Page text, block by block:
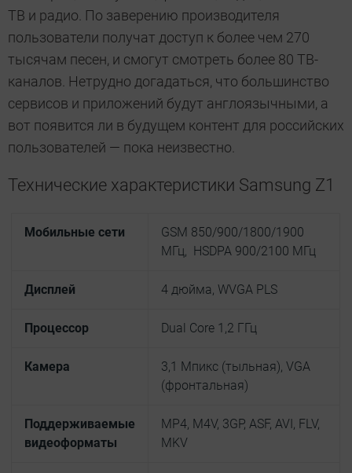
ТВ и радио. По заверению производителя
пользователи получат доступ к более чем 270
тысячам песен, и смогут смотреть более 80 ТВ-
каналов. Нетрудно догадаться, что большинство
сервисов и приложений будут англоязычными, а
вот появится ли в будущем контент для российских
пользователей — пока неизвестно.
Технические характеристики Samsung Z1
Мобильные сети
GSM 850/900/1800/1900
МГц, HSDPA 900/2100 МГц
Дисплей 4 дюйма, WVGA PLS
Процессор Dual Core 1,2 ГГц
Камера
3,1 Мпикс (тыльная), VGA
(фронтальная)
Поддерживаемые
видеоформаты
MP4, M4V, 3GP, ASF, AVI, FLV,
MKV